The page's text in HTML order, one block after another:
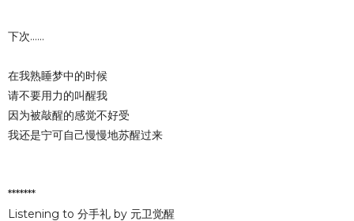
下次......
在我熟睡梦中的时候
请不要用力的叫醒我
因为被敲醒的感觉不好受
我还是宁可自己慢慢地苏醒过来
*******
Listening to 分手礼 by 元卫觉醒